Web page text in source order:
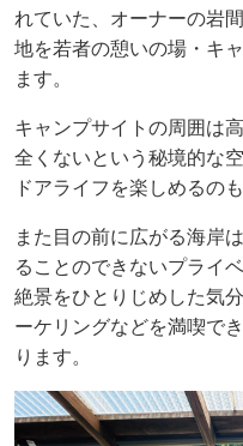
れていた、オーナーの岩
地を若者の憩いの場・キ
ます。
キャンプサイトの周囲は
全くないという秘境的な
ドアライフを楽しめるの
また目の前に広がる海岸
ることのできないプライ
絶景をひとりじめした気
ーケリングなどを満喫で
ります。